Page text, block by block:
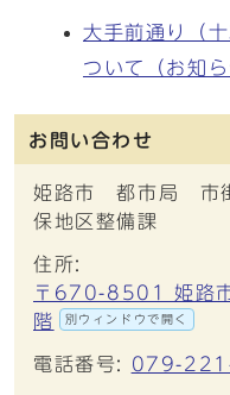
大手前通り（
ついて（お知ら
お問い合わせ
姫路市 都市局 市
保地区整備課
住所:
〒670-8501 姫路
階
別ウィンドウで開く
電話番号: 079-